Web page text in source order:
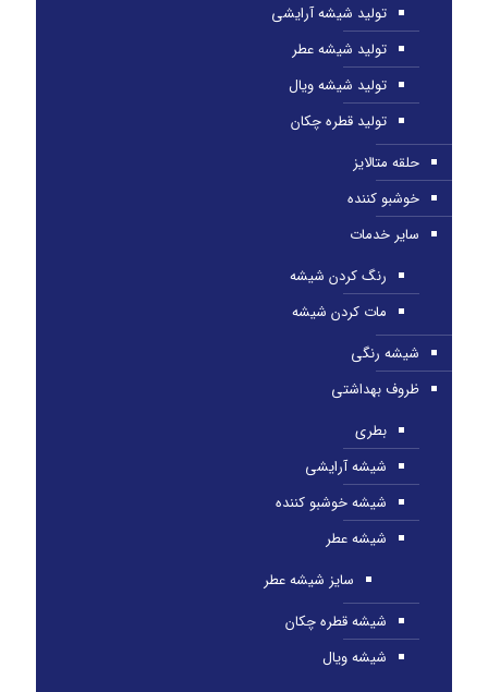
تولید شیشه آرایشی
تولید شیشه عطر
تولید شیشه ویال
تولید قطره چکان
حلقه متالایز
خوشبو کننده
سایر خدمات
رنگ کردن شیشه
مات کردن شیشه
شیشه رنگی
ظروف بهداشتی
بطری
شیشه آرایشی
شیشه خوشبو کننده
شیشه عطر
سایز شیشه عطر
شیشه قطره چکان
شیشه ویال